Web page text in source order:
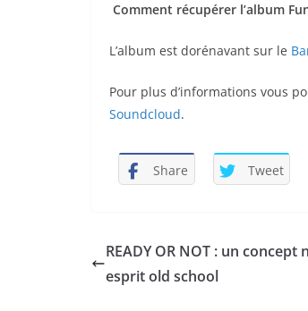
Comment récupérer l’album
L’album est dorénavant sur le
Pour plus d’informations vous
Soundcloud.
Share Tweet
READY OR NOT : un
esprit old school